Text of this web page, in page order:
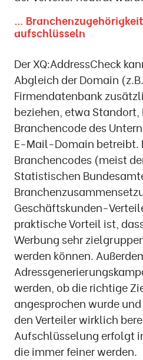
…
aufschlüsseln
Der XQ:AddressCheck
Abgleich der Domain
Firmendatenbank
beziehen, etwa
Branchencode des
E-Mail-Domain betreibt.
Branchencodes (meist
Statistischen
Geschäftskunden-
praktische Vorteil ist,
Werbung sehr
werden können.
werden, ob die richtige
angesprochen wurde
den Verteiler wirklich
Aufschlüsselung erfolgt
die immer feiner werden.